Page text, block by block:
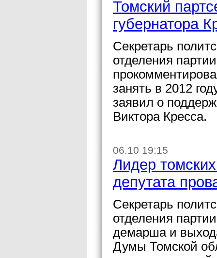
Томский
губернатора
Секретарь
отделения
занять в 2012
заявил о
Виктора Кресса.
06.10 19:15
Лидер
депутата
Секретарь
отделения
демарша и
Думы Томской